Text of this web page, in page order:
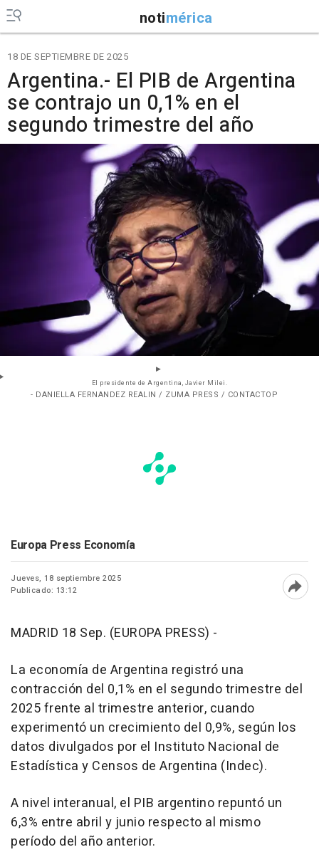
notimérica
18 DE SEPTIEMBRE DE 2025
Argentina.- El PIB de Argentina
se contrajo un 0,1% en el
segundo trimestre del año
El presidente de Argentina, Javier Milei.
- DANIELLA FERNANDEZ REALIN / ZUMA PRESS / CONTACTOP
Europa Press Economía
Jueves, 18 septiembre 2025
Publicado: 13:12
MADRID 18 Sep. (EUROPA PRESS) -
La economía de Argentina registró una
contracción del 0,1% en el segundo trimestre del
2025 frente al trimestre anterior, cuando
experimentó un crecimiento del 0,9%, según los
datos divulgados por el Instituto Nacional de
Estadística y Censos de Argentina (Indec).
A nivel interanual, el PIB argentino repuntó un
6,3% entre abril y junio respecto al mismo
período del año anterior.